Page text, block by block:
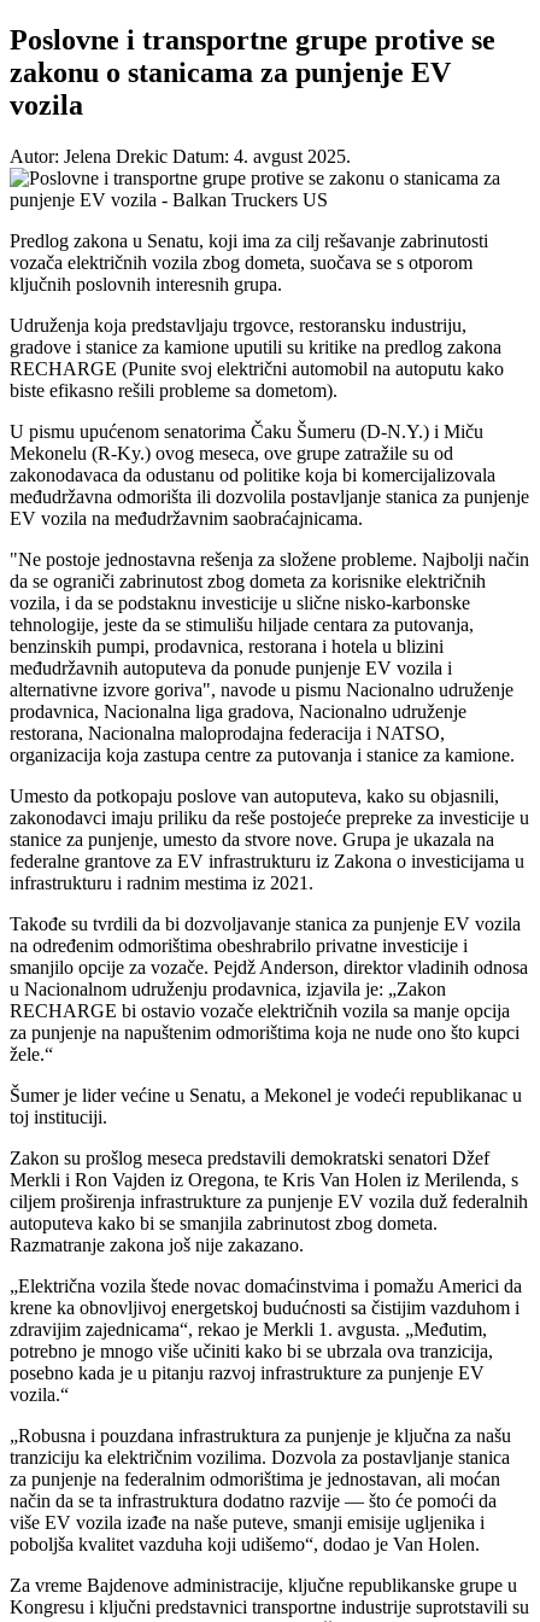
Poslovne i transportne grupe protive se
zakonu o stanicama za punjenje EV
vozila
Autor: Jelena Drekic Datum: 4. avgust 2025.
Predlog zakona u Senatu, koji ima za cilj rešavanje zabrinutosti
vozača električnih vozila zbog dometa, suočava se s otporom
ključnih poslovnih interesnih grupa.
Udruženja koja predstavljaju trgovce, restoransku industriju,
gradove i stanice za kamione uputili su kritike na predlog zakona
RECHARGE (Punite svoj električni automobil na autoputu kako
biste efikasno rešili probleme sa dometom).
U pismu upućenom senatorima Čaku Šumeru (D-N.Y.) i Miču
Mekonelu (R-Ky.) ovog meseca, ove grupe zatražile su od
zakonodavaca da odustanu od politike koja bi komercijalizovala
međudržavna odmorišta ili dozvolila postavljanje stanica za punjenje
EV vozila na međudržavnim saobraćajnicama.
"Ne postoje jednostavna rešenja za složene probleme. Najbolji način
da se ograniči zabrinutost zbog dometa za korisnike električnih
vozila, i da se podstaknu investicije u slične nisko-karbonske
tehnologije, jeste da se stimulišu hiljade centara za putovanja,
benzinskih pumpi, prodavnica, restorana i hotela u blizini
međudržavnih autoputeva da ponude punjenje EV vozila i
alternativne izvore goriva", navode u pismu Nacionalno udruženje
prodavnica, Nacionalna liga gradova, Nacionalno udruženje
restorana, Nacionalna maloprodajna federacija i NATSO,
organizacija koja zastupa centre za putovanja i stanice za kamione.
Umesto da potkopaju poslove van autoputeva, kako su objasnili,
zakonodavci imaju priliku da reše postojeće prepreke za investicije u
stanice za punjenje, umesto da stvore nove. Grupa je ukazala na
federalne grantove za EV infrastrukturu iz Zakona o investicijama u
infrastrukturu i radnim mestima iz 2021.
Takođe su tvrdili da bi dozvoljavanje stanica za punjenje EV vozila
na određenim odmorištima obeshrabrilo privatne investicije i
smanjilo opcije za vozače. Pejdž Anderson, direktor vladinih odnosa
u Nacionalnom udruženju prodavnica, izjavila je: „Zakon
RECHARGE bi ostavio vozače električnih vozila sa manje opcija
za punjenje na napuštenim odmorištima koja ne nude ono što kupci
žele.“
Šumer je lider većine u Senatu, a Mekonel je vodeći republikanac u
toj instituciji.
Zakon su prošlog meseca predstavili demokratski senatori Džef
Merkli i Ron Vajden iz Oregona, te Kris Van Holen iz Merilenda, s
ciljem proširenja infrastrukture za punjenje EV vozila duž federalnih
autoputeva kako bi se smanjila zabrinutost zbog dometa.
Razmatranje zakona još nije zakazano.
„Električna vozila štede novac domaćinstvima i pomažu Americi da
krene ka obnovljivoj energetskoj budućnosti sa čistijim vazduhom i
zdravijim zajednicama“, rekao je Merkli 1. avgusta. „Međutim,
potrebno je mnogo više učiniti kako bi se ubrzala ova tranzicija,
posebno kada je u pitanju razvoj infrastrukture za punjenje EV
vozila.“
„Robusna i pouzdana infrastruktura za punjenje je ključna za našu
tranziciju ka električnim vozilima. Dozvola za postavljanje stanica
za punjenje na federalnim odmorištima je jednostavan, ali moćan
način da se ta infrastruktura dodatno razvije — što će pomoći da
više EV vozila izađe na naše puteve, smanji emisije ugljenika i
poboljša kvalitet vazduha koji udišemo“, dodao je Van Holen.
Za vreme Bajdenove administracije, ključne republikanske grupe u
Kongresu i ključni predstavnici transportne industrije suprotstavili su